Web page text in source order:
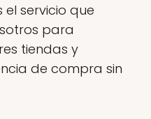
servicio que
para
tiendas y
de compra sin